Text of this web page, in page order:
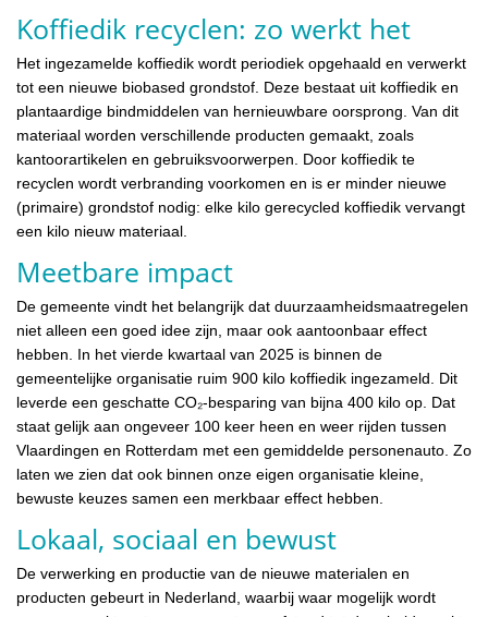
Koffiedik recyclen: zo werkt het
Het ingezamelde koffiedik wordt periodiek opgehaald en verwerkt
tot een nieuwe biobased grondstof. Deze bestaat uit koffiedik en
plantaardige bindmiddelen van hernieuwbare oorsprong. Van dit
materiaal worden verschillende producten gemaakt, zoals
kantoorartikelen en gebruiksvoorwerpen. Door koffiedik te
recyclen wordt verbranding voorkomen en is er minder nieuwe
(primaire) grondstof nodig: elke kilo gerecycled koffiedik vervangt
een kilo nieuw materiaal.
Meetbare impact
De gemeente vindt het belangrijk dat duurzaamheidsmaatregelen
niet alleen een goed idee zijn, maar ook aantoonbaar effect
hebben. In het vierde kwartaal van 2025 is binnen de
gemeentelijke organisatie ruim 900 kilo koffiedik ingezameld. Dit
leverde een geschatte CO₂-besparing van bijna 400 kilo op. Dat
staat gelijk aan ongeveer 100 keer heen en weer rijden tussen
Vlaardingen en Rotterdam met een gemiddelde personenauto. Zo
laten we zien dat ook binnen onze eigen organisatie kleine,
bewuste keuzes samen een merkbaar effect hebben.
Lokaal, sociaal en bewust
De verwerking en productie van de nieuwe materialen en
producten gebeurt in Nederland, waarbij waar mogelijk wordt